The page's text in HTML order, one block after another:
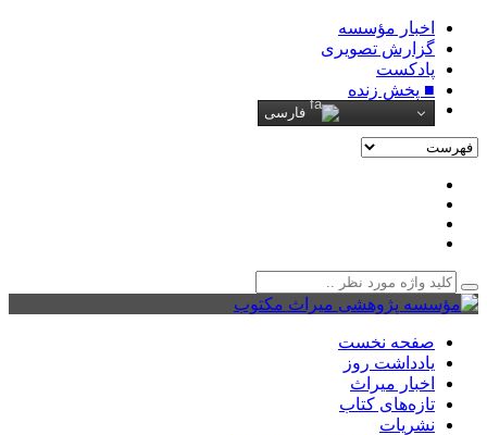
اخبار مؤسسه
گزارش تصویری
پادکست‌
■ پخش زنده
فارسی
صفحه نخست
یادداشت روز
اخبار میراث
تازه‌های کتاب
نشریات